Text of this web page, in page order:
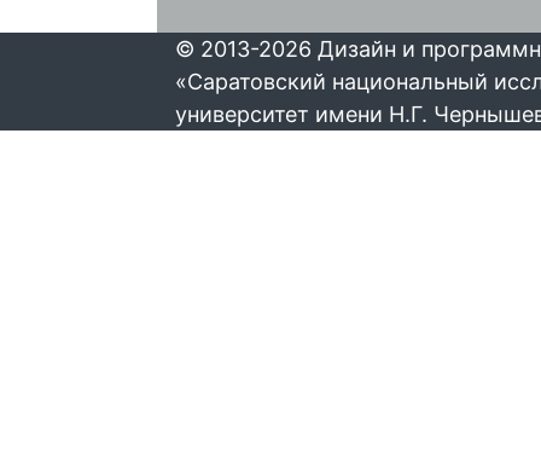
© 2013-2026 Дизайн и
«Саратовский национальный
университет имени Н.Г.